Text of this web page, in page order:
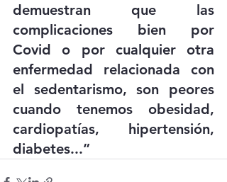
demuestran que las
complicaciones bien por
Covid o por cualquier otra
enfermedad relacionada con
el sedentarismo, son peores
cuando tenemos obesidad,
cardiopatías, hipertensión,
diabetes...”